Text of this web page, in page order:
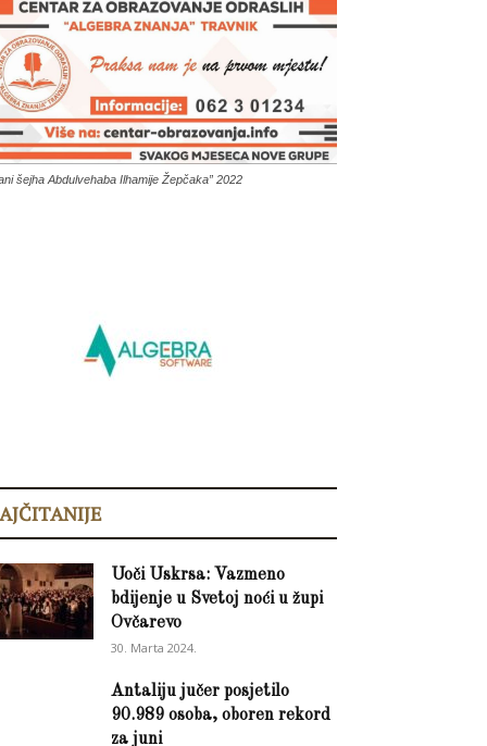
šejha Abdulvehaba Ilhamije Žepčaka” 2022
Uoči Uskrsa: Vazmeno
bdijenje u Svetoj noći u župi
Ovčarevo
30. Marta 2024.
Antaliju jučer posjetilo
90.989 osoba, oboren rekord
za juni